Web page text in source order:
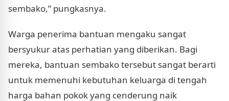
sembako,” pungkasnya.
Warga penerima bantuan mengaku sangat
bersyukur atas perhatian yang diberikan. Bagi
mereka, bantuan sembako tersebut sangat berarti
untuk memenuhi kebutuhan keluarga di tengah
harga bahan pokok yang cenderung naik